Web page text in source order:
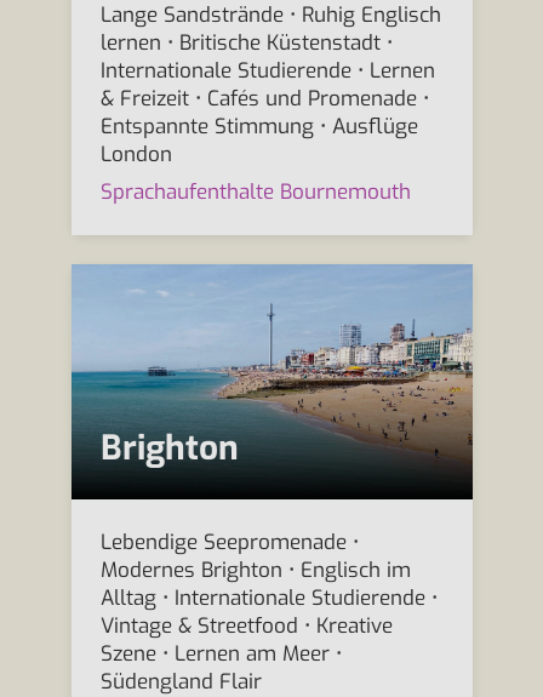
Lange Sandstrände • Ruhig Englisch
lernen • Britische Küstenstadt •
Internationale Studierende • Lernen
& Freizeit • Cafés und Promenade •
Entspannte Stimmung • Ausflüge
London
Sprachaufenthalte Bournemouth
Brighton
Lebendige Seepromenade •
Modernes Brighton • Englisch im
Alltag • Internationale Studierende •
Vintage & Streetfood • Kreative
Szene • Lernen am Meer •
Südengland Flair